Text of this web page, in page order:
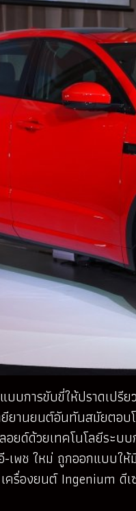
บบการขับขี่ให้ปราดเ
ยียานยนต์อันทันสมัยต
ด์ด้วยเทคโนโลยีระบ
เพช ใหม่ ถูกออกแบบ
ครื่องยนต์ Ingenium